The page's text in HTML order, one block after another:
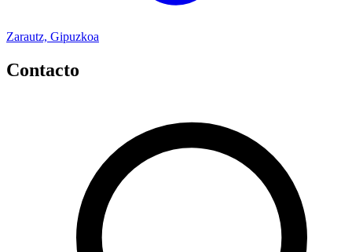
Zarautz, Gipuzkoa
Contacto